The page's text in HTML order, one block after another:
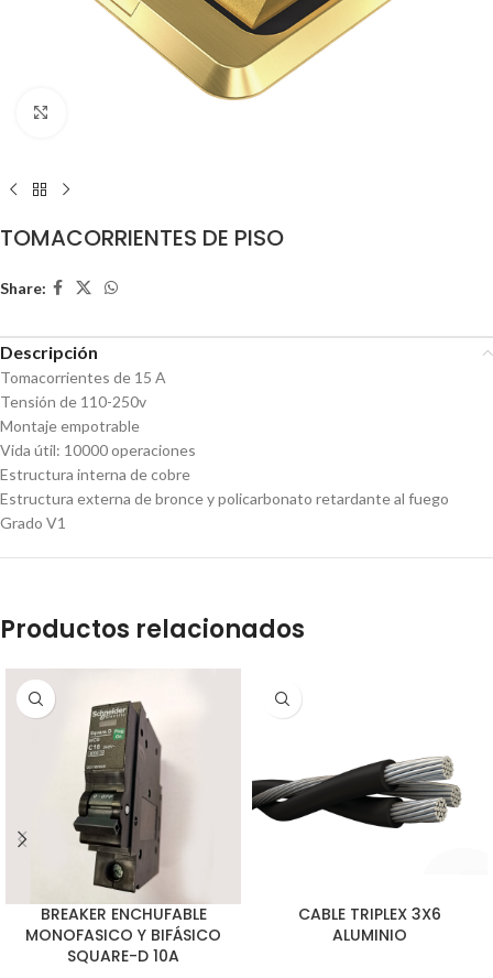
TOMACORRIENTES DE PISO
Share:
Descripción
Tomacorrientes de 15 A
Tensión de 110-250v
Montaje empotrable
Vida útil: 10000 operaciones
Estructura interna de cobre
Estructura externa de bronce y policarbonato retardante al fuego
Grado V1
Productos relacionados
BREAKER ENCHUFABLE
MONOFASICO Y BIFÁSICO
SQUARE-D 10A
CABLE TRIPLEX 3X6
ALUMINIO